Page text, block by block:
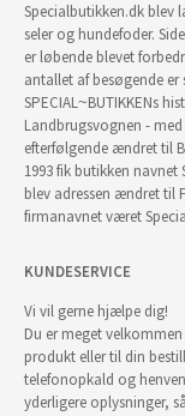
Specialbutikken.dk blev
seler og hundefoder.
er løbende blevet
antallet af besøgende
SPECIAL~BUTIKKENs
Landbrugsvognen -
efterfølgende ændret til
1993 fik butikken navnet
blev adressen ændret til
firmanavnet været
KUNDESERVICE
Vi vil gerne hjælpe dig!
Du er meget
produkt eller til din
telefonopkald og
yderligere oplysninger,